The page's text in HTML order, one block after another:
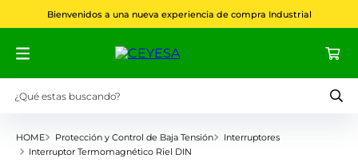
Bienvenidos a una nueva experiencia de compra Industrial
Protección y Control de Baja Tensión
Interruptores
Interruptor Termomagnético Riel DIN
Términos más buscados
1.
phoenix contact